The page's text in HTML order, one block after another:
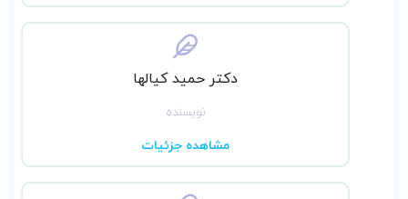
دکتر حمید کیالها
نویسنده
مشاهده جزئیات